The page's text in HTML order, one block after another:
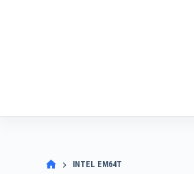
INTEL EM64T